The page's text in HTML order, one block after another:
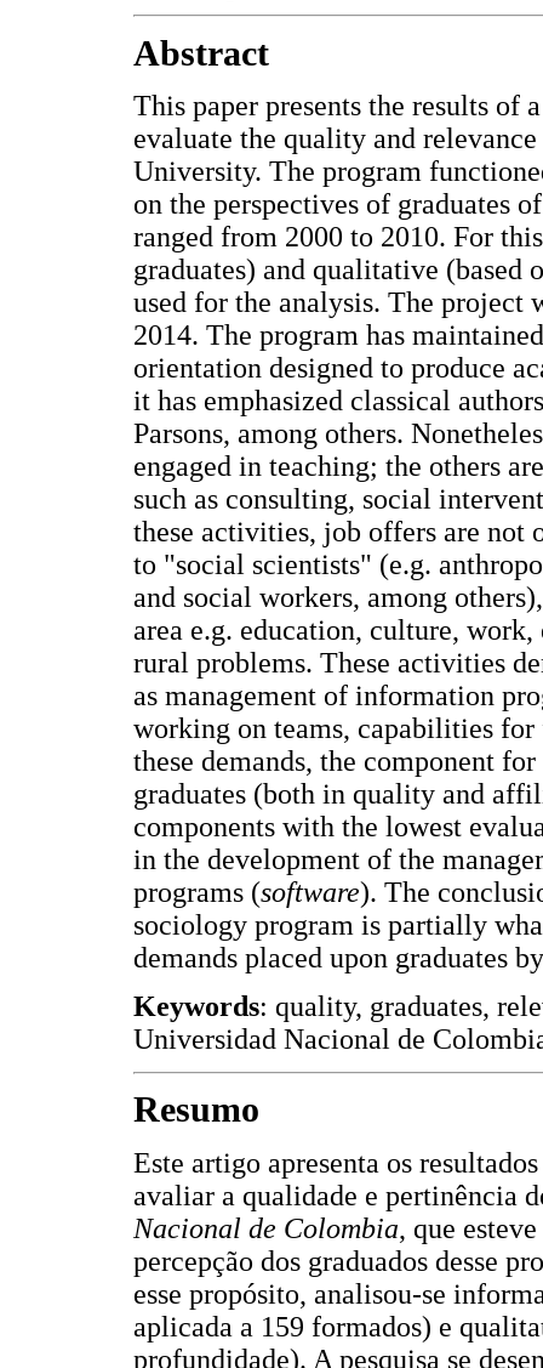
Abstract
This paper presents the results of
evaluate the quality and
University. The program
on the perspectives of graduates
ranged from 2000 to 2010. For
graduates) and qualitative
used for the analysis. The project
2014. The program has
orientation designed to produce
it has emphasized classical
Parsons, among others.
engaged in teaching; the others
such as consulting, social
these activities, job offers are not
to "social scientists" (e.g.
and social workers, among
area e.g. education, culture,
rural problems. These activities
as management of information
working on teams, capabilities
these demands, the component
graduates (both in quality and
components with the lowest
in the development of the
programs (software). The
sociology program is partially
demands placed upon graduates
Keywords: quality, graduates,
Universidad Nacional de
Resumo
Este artigo apresenta os
avaliar a qualidade e pertinência
Nacional de Colombia, que
percepção dos graduados desse
esse propósito, analisou-se
aplicada a 159 formados) e
profundidade). A pesquisa se